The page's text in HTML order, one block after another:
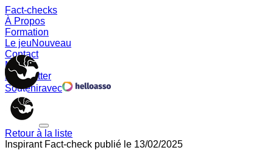
Fact-checks
À Propos
Formation
Le jeuNouveau
Contact
Memes
Newsletter
Souteniravec
Retour à la liste
InspirantFact-check publié le 13/02/2025